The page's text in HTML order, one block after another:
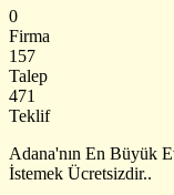
0
Firma
157
Talep
471
Teklif
Adana'nın En Büyük
İstemek Ücretsizdir..